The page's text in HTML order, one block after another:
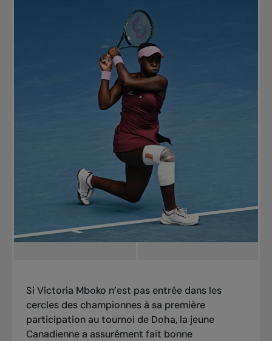
Si Victoria Mboko n’est pas entrée dans les
cercles des championnes à sa première
participation au tournoi de Doha, la jeune
Canadienne a assurément fait bonne